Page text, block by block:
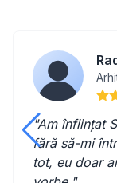
"Am înființat
fără să-mi
tot, eu doar